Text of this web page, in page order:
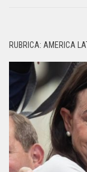
RUBRICA: AMERICA